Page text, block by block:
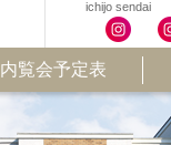
内覧会予定表